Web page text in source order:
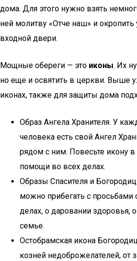
дома. Для этого нужно взять
ней молитву «Отче наш» и окропить
входной двери.
Мощные обереги — это иконы. Их
но еще и освятить в церкви. Выше
иконах, также для защиты дома
Образ Ангела Хранителя. У
человека есть свой Ангел
рядом с ним. Повесьте икону
помощи во всех делах.
Образы Спасителя и
можно прибегать с
делах, о даровании здоровья,
семье.
Остобрамская икона
козней недоброжелателей, от